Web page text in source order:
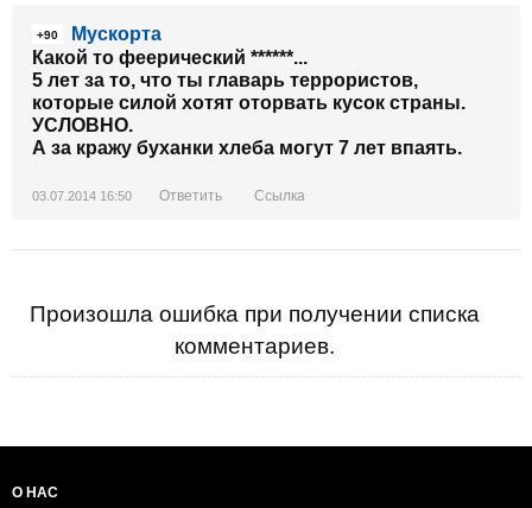
+90
Мускорта
Какой то феерический ******...
5 лет за то, что ты главарь террористов,
которые силой хотят оторвать кусок страны.
УСЛОВНО.
А за кражу буханки хлеба могут 7 лет впаять.
03.07.2014 16:50 Ответить Ссылка
Произошла ошибка при получении списка
комментариев.
О НАС